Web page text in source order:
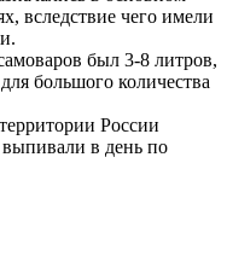
вследствие чего имели
был 3-8 литров,
большого количества
России
в день по